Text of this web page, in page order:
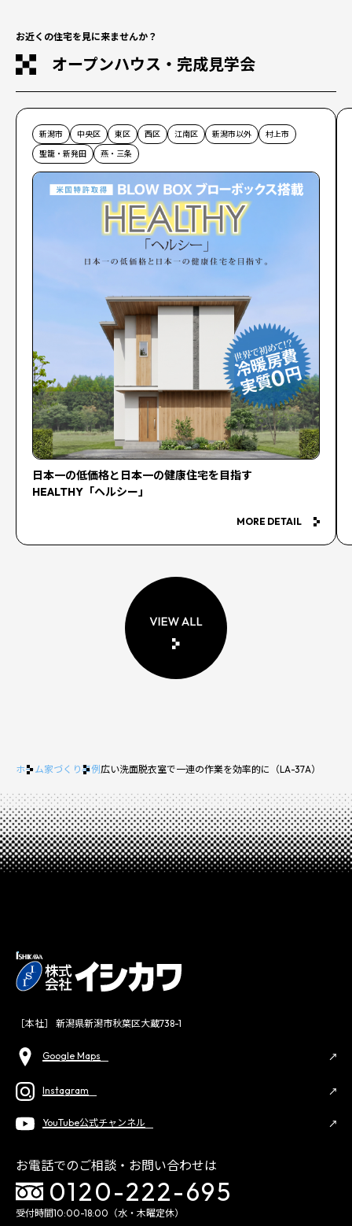
お近くの住宅を見に来ませんか？
オープンハウス・完成見学会
新潟市 中央区 東区 西区 江南区 新潟市以外
村上市
聖籠・新発田
燕・三条
日本一の低価格と日本一の健康住宅を目指す
HEALTHY「ヘルシー」
MORE DETAIL
ホーム家づくり事例 広い洗面脱衣室で一連の作業を効率的に（LA-37A）
［本社］ 新潟県新潟市秋葉区大蔵738-1
Google Maps
Instagram
YouTube公式チャンネル
お電話でのご相談・お問い合わせは
0120-222-695
受付時間10:00-18:00（水・木曜定休）